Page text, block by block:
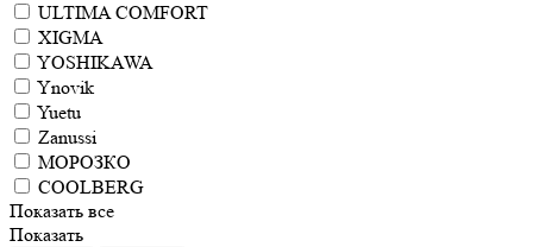
ULTIMA COMFORT
XIGMA
YOSHIKAWA
Ynovik
Yuetu
Zanussi
МОРОЗКО
СOOLBERG
Показать все
Показать